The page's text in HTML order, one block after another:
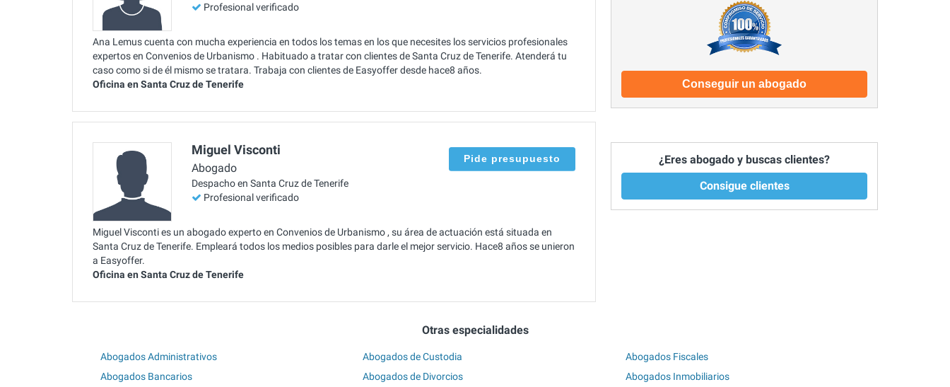
Profesional verificado
Ana Lemus cuenta con mucha experiencia en todos los temas en los que necesites los servicios profesionales
expertos en Convenios de Urbanismo . Habituado a tratar con clientes de Santa Cruz de Tenerife. Atenderá tu
caso como si de él mismo se tratara. Trabaja con clientes de Easyoffer desde hace8 años.
Oficina en Santa Cruz de Tenerife
Miguel Visconti
Abogado
Despacho en Santa Cruz de Tenerife
Profesional verificado
Pide presupuesto
Miguel Visconti es un abogado experto en Convenios de Urbanismo , su área de actuación está situada en
Santa Cruz de Tenerife. Empleará todos los medios posibles para darle el mejor servicio. Hace8 años se unieron
a Easyoffer.
Oficina en Santa Cruz de Tenerife
Conseguir un abogado
¿Eres abogado y buscas clientes?
Consigue clientes
Otras especialidades
Abogados Administrativos
Abogados Bancarios
Abogados de Custodia
Abogados de Divorcios
Abogados Fiscales
Abogados Inmobiliarios